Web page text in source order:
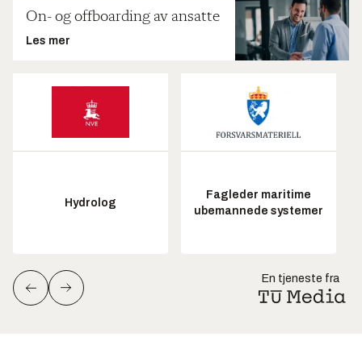
On- og offboarding av ansatte
Les mer
Hydrolog
Fagleder maritime
ubemannede systemer
En tjeneste fra